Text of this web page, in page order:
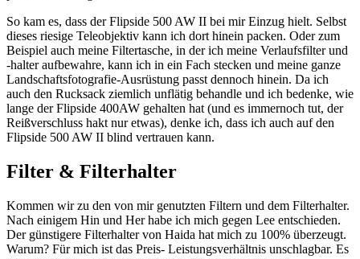
So kam es, dass der Flipside 500 AW II bei mir Einzug hielt. Selbst
dieses riesige Teleobjektiv kann ich dort hinein packen. Oder zum
Beispiel auch meine Filtertasche, in der ich meine Verlaufsfilter und
-halter aufbewahre, kann ich in ein Fach stecken und meine ganze
Landschaftsfotografie-Ausrüstung passt dennoch hinein. Da ich
auch den Rucksack ziemlich unflätig behandle und ich bedenke, wie
lange der Flipside 400AW gehalten hat (und es immernoch tut, der
Reißverschluss hakt nur etwas), denke ich, dass ich auch auf den
Flipside 500 AW II blind vertrauen kann.
Filter & Filterhalter
Kommen wir zu den von mir genutzten Filtern und dem Filterhalter.
Nach einigem Hin und Her habe ich mich gegen Lee entschieden.
Der günstigere Filterhalter von Haida hat mich zu 100% überzeugt.
Warum? Für mich ist das Preis- Leistungsverhältnis unschlagbar. Es